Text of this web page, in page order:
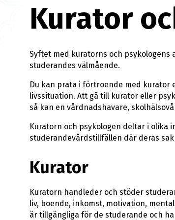
Kurator
Syftet med kuratorns och
studerandes välmående.
Du kan prata i förtroende med kurator
livssituation. Att gå till kurator eller
så kan en vårdnadshavare,
Kuratorn och psykologen deltar i olika
studerandevårdstillfällen där deras
Kurator
Kuratorn handleder och stöder
liv, boende, inkomst, motivation,
är tillgängliga för de studerande och